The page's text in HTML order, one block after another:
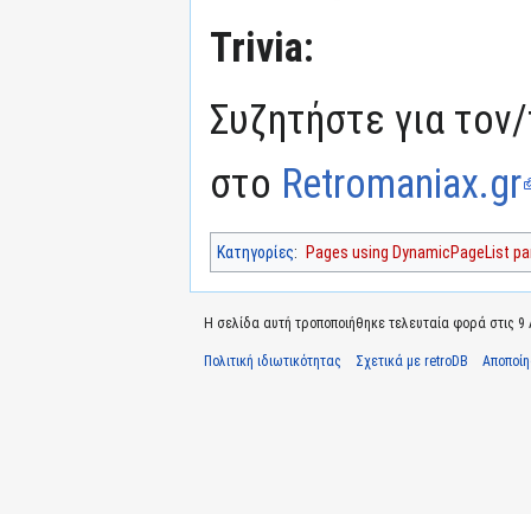
Trivia:
Συζητήστε για
στο Retromaniax.gr
Κατηγορίες: Pages using DynamicPageList
Η σελίδα αυτή τροποποιήθηκε τελευταία φορά στις 9
Πολιτική ιδιωτικότητας Σχετικά με retroDB